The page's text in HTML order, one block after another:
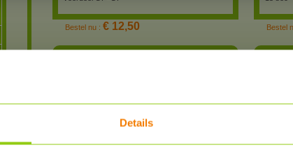
Details
Bestel nu : € 12,50 Bestel
na een druk op de knop
30 sec. Moderne,